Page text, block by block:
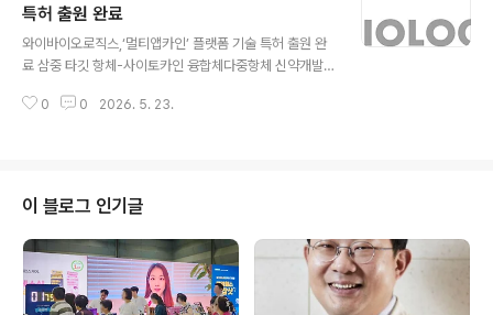
이번 학회에서 연세대학교 의과대학 박성하 교수는 ‘커프
리스 혈압 모니터링의 최신 지견’을 주제로 카트 비피 프로
의 최신 연구 데이터를 발표했다. 박 교수는 카트 비피 프로
H) 2023 권고안의 엄격한 성능 지표를 충족하며, ..
특허 출원 완료
와이바이오로직스,‘멀티앱카인’ 플랫폼 기술 특허 출원 완
료 삼중 타깃 항체-사이토카인 융합체다중항체 신약개발
이체(IL-2v)와 이를 활용한 멀티앱카인(Multi-AbKine)
해 항암 효능을 극대화하면서도, 기존 사이토카인 치료제
의 한계로 지적되던 안전성을 개선한 것이 특징이다. 또한
자체 IL-2v 스크리닝 기술을 통해 각 파이프라인의 특성과
개발 방향에 최적화된 변이체를 선별하고 수용체 결합 부
위를 정밀하게 표적하는 3가지 형태의 IL-2v 변이체도 확
보했다. 멀티앱카인..
0 0 2026. 5. 23.
이 블로그 인기글